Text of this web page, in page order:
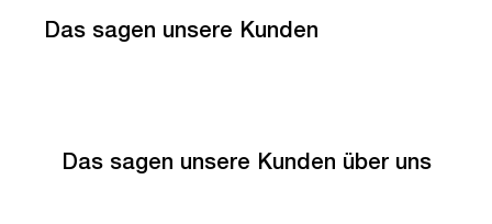
Das sagen unsere Kunden
Das sagen unsere Kunden über uns